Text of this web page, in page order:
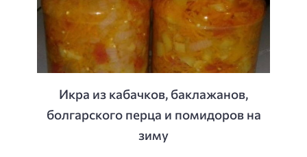
Икра из кабачков, баклажанов,
болгарского перца и помидоров на
зиму